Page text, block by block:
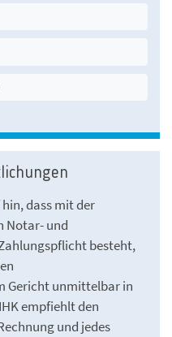
dass mit der
Notar- und
besteht,
Gericht unmittelbar in
empfiehlt den
und jedes